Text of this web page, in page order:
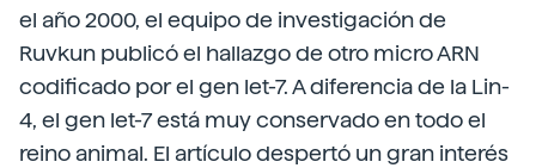
el año 2000, el equipo de investigación de
Ruvkun publicó el hallazgo de otro micro ARN
codificado por el gen let-7. A diferencia de la Lin-
4, el gen let-7 está muy conservado en todo el
reino animal. El artículo despertó un gran interés